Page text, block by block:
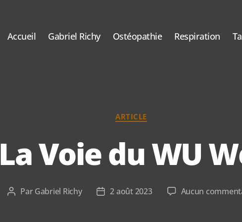
Accueil Gabriel Richy Ostéopathie Respiration
Catégories
ARTICLE
La Voie du WU
Auteur
ParGabriel Richy
Date2 août 2023 Aucun